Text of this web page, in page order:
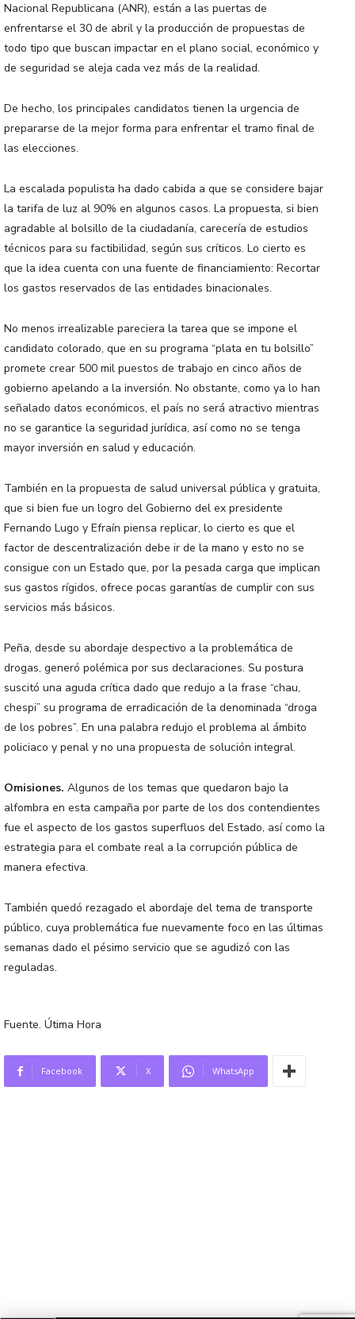
Nacional Republicana (ANR), están a las puertas de
enfrentarse el 30 de abril y la producción de propuestas de
todo tipo que buscan impactar en el plano social, económico y
de seguridad se aleja cada vez más de la realidad.
De hecho, los principales candidatos tienen la urgencia de
prepararse de la mejor forma para enfrentar el tramo final de
las elecciones.
La escalada populista ha dado cabida a que se considere bajar
la tarifa de luz al 90% en algunos casos. La propuesta, si bien
agradable al bolsillo de la ciudadanía, carecería de estudios
técnicos para su factibilidad, según sus críticos. Lo cierto es
que la idea cuenta con una fuente de financiamiento: Recortar
los gastos reservados de las entidades binacionales.
No menos irrealizable pareciera la tarea que se impone el
candidato colorado, que en su programa “plata en tu bolsillo”
promete crear 500 mil puestos de trabajo en cinco años de
gobierno apelando a la inversión. No obstante, como ya lo han
señalado datos económicos, el país no será atractivo mientras
no se garantice la seguridad jurídica, así como no se tenga
mayor inversión en salud y educación.
También en la propuesta de salud universal pública y gratuita,
que si bien fue un logro del Gobierno del ex presidente
Fernando Lugo y Efraín piensa replicar, lo cierto es que el
factor de descentralización debe ir de la mano y esto no se
consigue con un Estado que, por la pesada carga que implican
sus gastos rígidos, ofrece pocas garantías de cumplir con sus
servicios más básicos.
Peña, desde su abordaje despectivo a la problemática de
drogas, generó polémica por sus declaraciones. Su postura
suscitó una aguda crítica dado que redujo a la frase “chau,
chespi” su programa de erradicación de la denominada “droga
de los pobres”. En una palabra redujo el problema al ámbito
policiaco y penal y no una propuesta de solución integral.
Omisiones. Algunos de los temas que quedaron bajo la
alfombra en esta campaña por parte de los dos contendientes
fue el aspecto de los gastos superfluos del Estado, así como la
estrategia para el combate real a la corrupción pública de
manera efectiva.
También quedó rezagado el abordaje del tema de transporte
público, cuya problemática fue nuevamente foco en las últimas
semanas dado el pésimo servicio que se agudizó con las
reguladas.
Fuente. Útima Hora
Facebook X WhatsApp